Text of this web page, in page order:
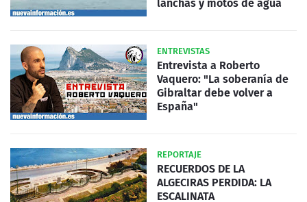
lanchas y motos de agua
ENTREVISTAS
Entrevista a Roberto
Vaquero: "La soberanía de
Gibraltar debe volver a
España"
REPORTAJE
RECUERDOS DE LA
ALGECIRAS PERDIDA: LA
ESCALINATA